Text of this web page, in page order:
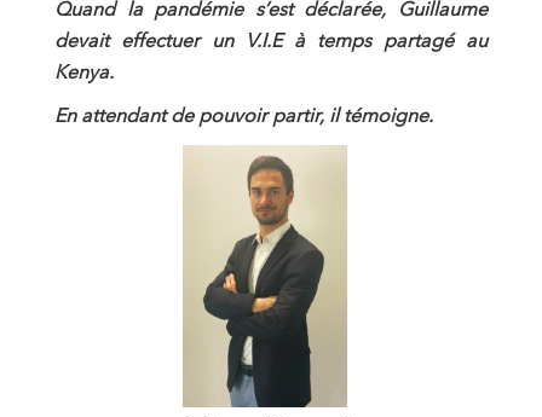
Quand la pandémie s’est déclarée, Guillaume
devait effectuer un V.I.E à temps partagé au
Kenya.
En attendant de pouvoir partir, il témoigne.